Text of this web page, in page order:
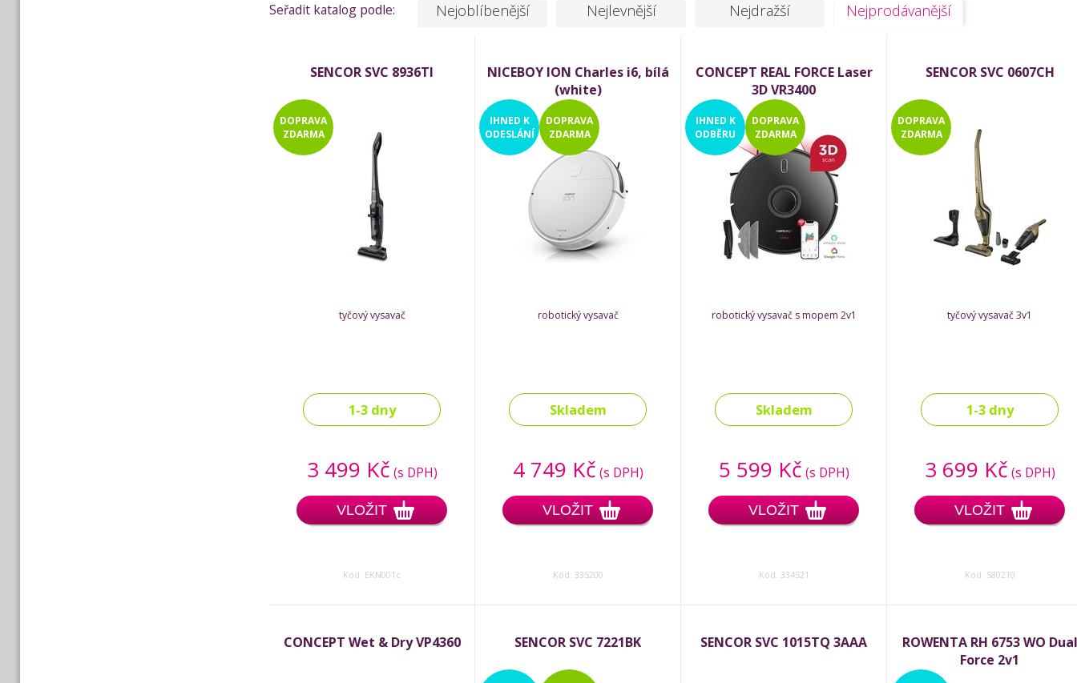
Seřadit katalog podle: Nejoblíbenější Nejlevnější Nejdražší Nejprodávanější
SENCOR SVC 8936TI
tyčový vysavač
DOPRAVA
ZDARMA
1-3 dny
3 499 Kč (s DPH)
VLOŽIT
Kód: EKN001c
NICEBOY ION Charles i6, bílá
(white)
robotický vysavač
IHNED K
ODESLÁNÍ
DOPRAVA
ZDARMA
Skladem
4 749 Kč (s DPH)
VLOŽIT
Kód: 335200
CONCEPT REAL FORCE Laser
3D VR3400
robotický vysavač s mopem 2v1
IHNED K
ODBĚRU
DOPRAVA
ZDARMA
Skladem
5 599 Kč (s DPH)
VLOŽIT
Kód: 334521
SENCOR SVC 0607CH
tyčový vysavač 3v1
DOPRAVA
ZDARMA
1-3 dny
3 699 Kč (s DPH)
VLOŽIT
Kód: 580210
CONCEPT Wet & Dry VP4360 SENCOR SVC 7221BK SENCOR SVC 1015TQ 3AAA
ROWENTA RH 6753 WO Dual
Force 2v1